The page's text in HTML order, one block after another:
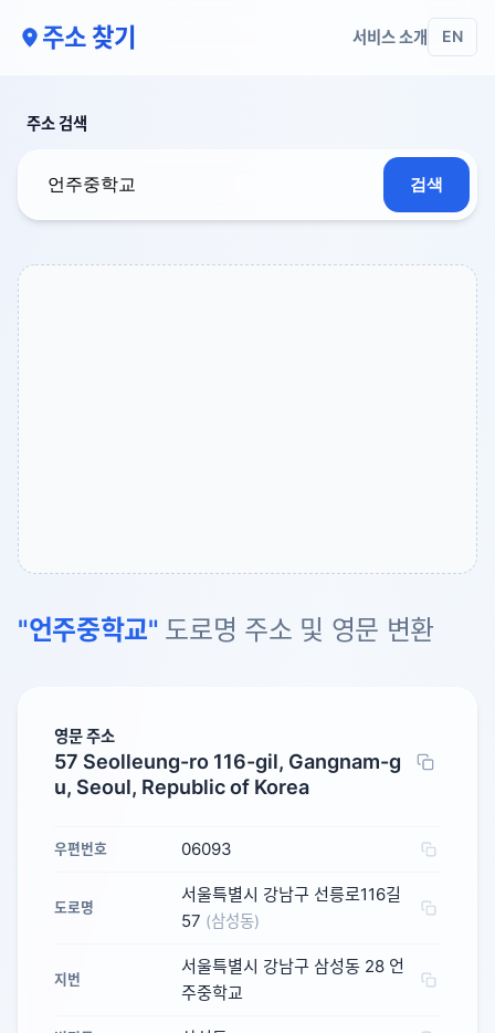
주소 찾기 서비스 소개 EN
주소 검색
검색
"언주중학교" 도로명 주소 및 영문 변환
영문 주소
57 Seolleung-ro 116-gil, Gangnam-g
u, Seoul, Republic of Korea
우편번호 06093
도로명
서울특별시 강남구 선릉로116길
57 (삼성동)
지번
서울특별시 강남구 삼성동 28 언
주중학교